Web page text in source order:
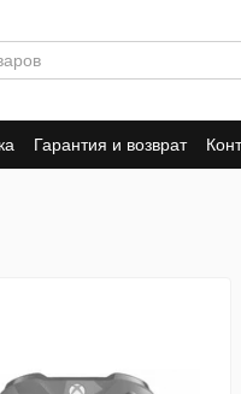
Гарантия и возврат